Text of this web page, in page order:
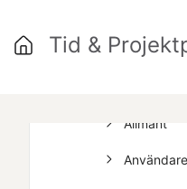
Tid &Användare i
Allmänt
Användare